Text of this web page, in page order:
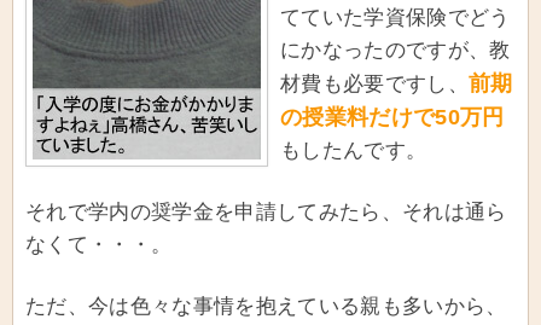
てていた学資保険でどう
にかなったのですが、教
材費も必要ですし、前期
の授業料だけで50万円
もしたんです。
それで学内の奨学金を申請してみたら、それは通ら
なくて・・・。
ただ、今は色々な事情を抱えている親も多いから、